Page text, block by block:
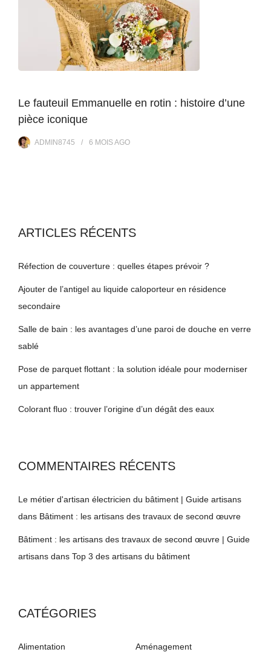
Le fauteuil Emmanuelle en rotin : histoire d’une
pièce iconique
ADMIN8745 6 MOISAGO
ARTICLES RÉCENTS
Réfection de couverture : quelles étapes prévoir ?
Ajouter de l’antigel au liquide caloporteur en résidence
secondaire
Salle de bain : les avantages d’une paroi de douche en verre
sablé
Pose de parquet flottant : la solution idéale pour moderniser
un appartement
Colorant fluo : trouver l’origine d’un dégât des eaux
COMMENTAIRES RÉCENTS
Le métier d'artisan électricien du bâtiment | Guide artisans
dans Bâtiment : les artisans des travaux de second œuvre
Bâtiment : les artisans des travaux de second œuvre | Guide
artisans dans Top 3 des artisans du bâtiment
CATÉGORIES
Alimentation Aménagement